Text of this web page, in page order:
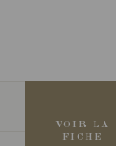
VOIR LA
FICHE